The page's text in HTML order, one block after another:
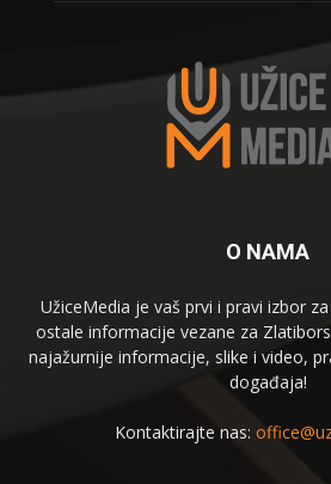
O NAMA
UžiceMedia je vaš prvi i pravi izbor
ostale informacije vezane za
najažurnije informacije, slike i video,
događaja!
Kontaktirajte nas: